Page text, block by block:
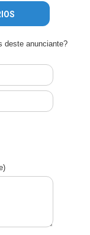
deste anunciante?